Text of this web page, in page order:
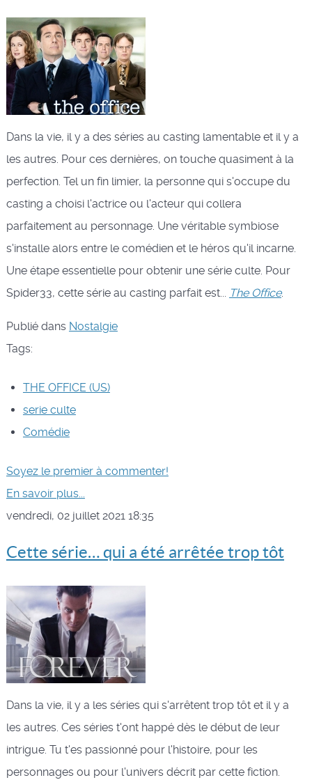
Dans la vie, il y a des séries au casting lamentable et il y a
les autres. Pour ces dernières, on touche quasiment à la
perfection. Tel un fin limier, la personne qui s'occupe du
casting a choisi l'actrice ou l'acteur qui collera
parfaitement au personnage. Une véritable symbiose
s'installe alors entre le comédien et le héros qu'il incarne.
Une étape essentielle pour obtenir une série culte. Pour
Spider33, cette série au casting parfait est... The Office.
Publié dans Nostalgie
Tags:
THE OFFICE (US)
serie culte
Comédie
Soyez le premier à commenter!
En savoir plus...
vendredi, 02 juillet 2021 18:35
Cette série… qui a été arrêtée trop tôt
Dans la vie, il y a les séries qui s'arrêtent trop tôt et il y a
les autres. Ces séries t'ont happé dès le début de leur
intrigue. Tu t'es passionné pour l'histoire, pour les
personnages ou pour l'univers décrit par cette fiction.